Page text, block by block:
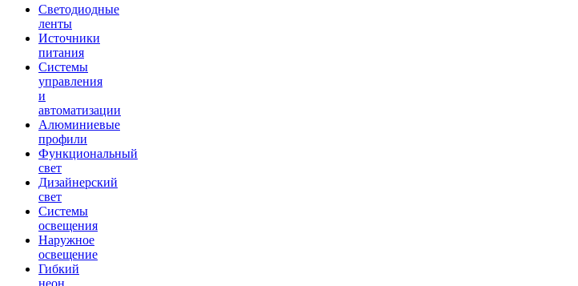
Светодиодные
ленты
Источники
питания
Системы
управления
и
автоматизации
Алюминиевые
профили
Функциональный
свет
Дизайнерский
свет
Системы
освещения
Наружное
освещение
Гибкий
неон